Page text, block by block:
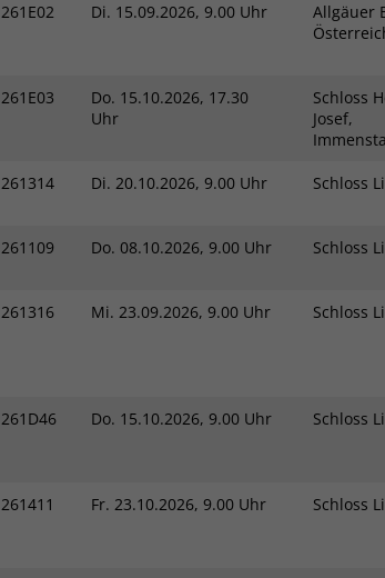
261E02 Di. 15.09.2026, 9.00 Uhr
Allgäuer
261E03 Do. 15.10.2026, 17.30
Uhr
Schloss
Josef,
261314 Di. 20.10.2026, 9.00 Uhr Schloss
261109 Do. 08.10.2026, 9.00 Uhr Schloss
261316 Mi. 23.09.2026, 9.00 Uhr Schloss
261D46 Do. 15.10.2026, 9.00 Uhr Schloss
261411 Fr. 23.10.2026, 9.00 Uhr Schloss
Seitenaufrufe eines Benutzers zu speichern
und in einer einzigen Sitzungsaufzeichnung